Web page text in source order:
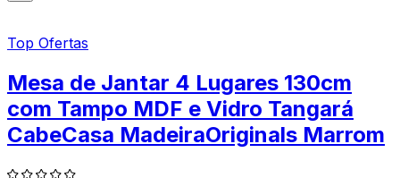
Top Ofertas
Mesa de Jantar 4 Lugares 130cm
com Tampo MDF e Vidro Tangará
CabeCasa MadeiraOriginals Marrom